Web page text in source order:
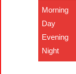
Morning
Day
Evening
Night